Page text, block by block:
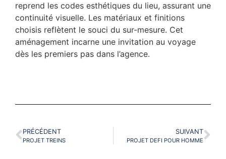
reprend les codes esthétiques du lieu, assurant une
continuité visuelle. Les matériaux et finitions
choisis reflètent le souci du sur-mesure. Cet
aménagement incarne une invitation au voyage
dès les premiers pas dans l’agence.
PRÉCÉDENT
PROJET TREINS
SUIVANT
PROJET DEFI POUR HOMME